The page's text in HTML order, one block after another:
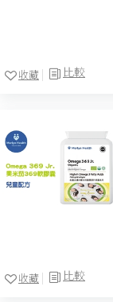
比較
收藏
比較
收藏